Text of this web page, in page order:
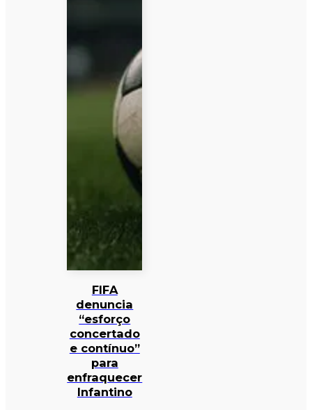
FIFA
denuncia
“esforço
concertado
e contínuo”
para
enfraquecer
Infantino